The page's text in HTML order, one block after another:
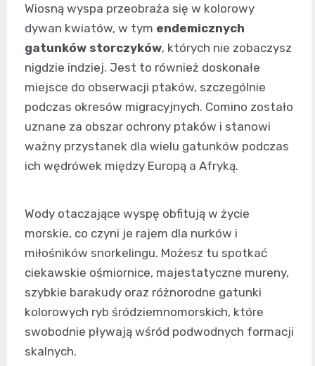
Wiosną wyspa przeobraża się w kolorowy
dywan kwiatów, w tym endemicznych
gatunków storczyków, których nie zobaczysz
nigdzie indziej. Jest to również doskonałe
miejsce do obserwacji ptaków, szczególnie
podczas okresów migracyjnych. Comino zostało
uznane za obszar ochrony ptaków i stanowi
ważny przystanek dla wielu gatunków podczas
ich wędrówek między Europą a Afryką.
Wody otaczające wyspę obfitują w życie
morskie, co czyni je rajem dla nurków i
miłośników snorkelingu. Możesz tu spotkać
ciekawskie ośmiornice, majestatyczne mureny,
szybkie barakudy oraz różnorodne gatunki
kolorowych ryb śródziemnomorskich, które
swobodnie pływają wśród podwodnych formacji
skalnych.